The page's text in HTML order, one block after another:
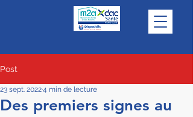
Post
Des premiers signes au
23 sept. 20224 min de lecture